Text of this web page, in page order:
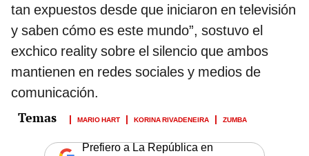
tan expuestos desde que iniciaron en televisión
y saben cómo es este mundo”, sostuvo el
exchico reality sobre el silencio que ambos
mantienen en redes sociales y medios de
comunicación.
MARIO HART KORINA RIVADENEIRA ZUMBA
Prefiero a La República en